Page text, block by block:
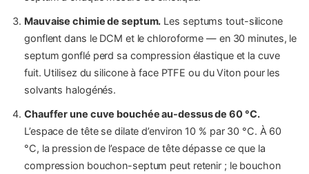
Mauvaise chimie de septum. Les septums tout-silicone
gonflent dans le DCM et le chloroforme — en 30 minutes, le
septum gonflé perd sa compression élastique et la cuve
fuit. Utilisez du silicone à face PTFE ou du Viton pour les
solvants halogénés.
Chauffer une cuve bouchée au-dessus de 60 °C.
L’espace de tête se dilate d’environ 10 % par 30 °C. À 60
°C, la pression de l’espace de tête dépasse ce que la
compression bouchon-septum peut retenir ; le bouchon